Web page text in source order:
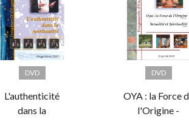
DVD
L'authenticité
dans la
DVD
OYA : la Force
l'Origine -